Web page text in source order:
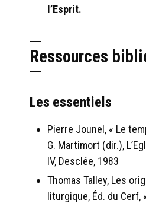
l’Esprit.
Ressources
Les essentiels
Pierre Jounel, « Le
G. Martimort (dir.),
IV, Desclée, 1983
Thomas Talley, Les
liturgique, Éd. du Cerf,